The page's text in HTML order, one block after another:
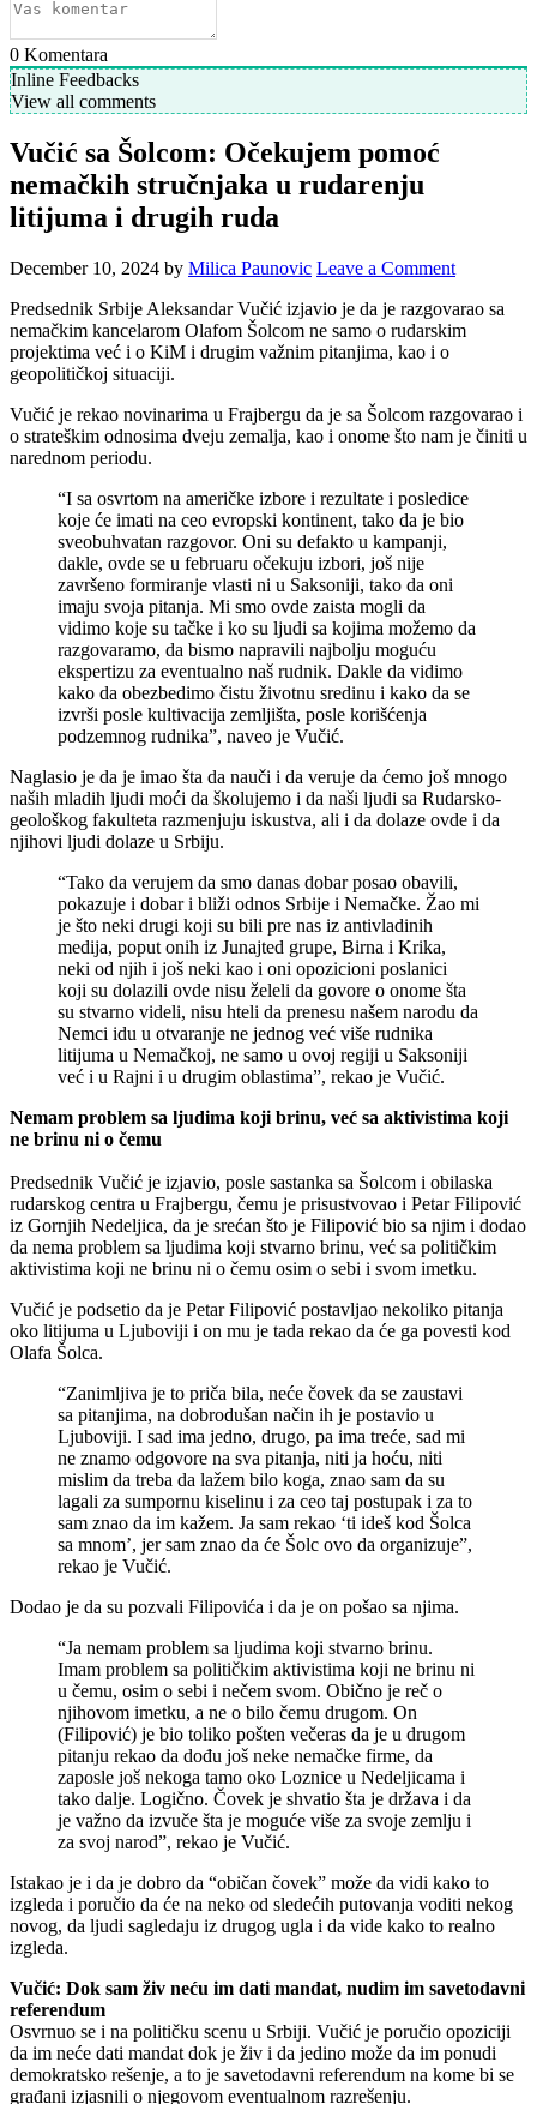
0 Komentara
Inline Feedbacks
View all comments
Vučić sa Šolcom: Očekujem pomoć
nemačkih stručnjaka u rudarenju
litijuma i drugih ruda
December 10, 2024 by Milica Paunovic Leave a Comment
Predsednik Srbije Aleksandar Vučić izjavio je da je razgovarao sa
nemačkim kancelarom Olafom Šolcom ne samo o rudarskim
projektima već i o KiM i drugim važnim pitanjima, kao i o
geopolitičkoj situaciji.
Vučić je rekao novinarima u Frajbergu da je sa Šolcom razgovarao i
o strateškim odnosima dveju zemalja, kao i onome što nam je činiti u
narednom periodu.
“I sa osvrtom na američke izbore i rezultate i posledice
koje će imati na ceo evropski kontinent, tako da je bio
sveobuhvatan razgovor. Oni su defakto u kampanji,
dakle, ovde se u februaru očekuju izbori, još nije
završeno formiranje vlasti ni u Saksoniji, tako da oni
imaju svoja pitanja. Mi smo ovde zaista mogli da
vidimo koje su tačke i ko su ljudi sa kojima možemo da
razgovaramo, da bismo napravili najbolju moguću
ekspertizu za eventualno naš rudnik. Dakle da vidimo
kako da obezbedimo čistu životnu sredinu i kako da se
izvrši posle kultivacija zemljišta, posle korišćenja
podzemnog rudnika”, naveo je Vučić.
Naglasio je da je imao šta da nauči i da veruje da ćemo još mnogo
naših mladih ljudi moći da školujemo i da naši ljudi sa Rudarsko-
geološkog fakulteta razmenjuju iskustva, ali i da dolaze ovde i da
njihovi ljudi dolaze u Srbiju.
“Tako da verujem da smo danas dobar posao obavili,
pokazuje i dobar i bliži odnos Srbije i Nemačke. Žao mi
je što neki drugi koji su bili pre nas iz antivladinih
medija, poput onih iz Junajted grupe, Birna i Krika,
neki od njih i još neki kao i oni opozicioni poslanici
koji su dolazili ovde nisu želeli da govore o onome šta
su stvarno videli, nisu hteli da prenesu našem narodu da
Nemci idu u otvaranje ne jednog već više rudnika
litijuma u Nemačkoj, ne samo u ovoj regiji u Saksoniji
već i u Rajni i u drugim oblastima”, rekao je Vučić.
Nemam problem sa ljudima koji brinu, već sa aktivistima koji
ne brinu ni o čemu
Predsednik Vučić je izjavio, posle sastanka sa Šolcom i obilaska
rudarskog centra u Frajbergu, čemu je prisustvovao i Petar Filipović
iz Gornjih Nedeljica, da je srećan što je Filipović bio sa njim i dodao
da nema problem sa ljudima koji stvarno brinu, već sa političkim
aktivistima koji ne brinu ni o čemu osim o sebi i svom imetku.
Vučić je podsetio da je Petar Filipović postavljao nekoliko pitanja
oko litijuma u Ljuboviji i on mu je tada rekao da će ga povesti kod
Olafa Šolca.
“Zanimljiva je to priča bila, neće čovek da se zaustavi
sa pitanjima, na dobrodušan način ih je postavio u
Ljuboviji. I sad ima jedno, drugo, pa ima treće, sad mi
ne znamo odgovore na sva pitanja, niti ja hoću, niti
mislim da treba da lažem bilo koga, znao sam da su
lagali za sumpornu kiselinu i za ceo taj postupak i za to
sam znao da im kažem. Ja sam rekao ‘ti ideš kod Šolca
sa mnom’, jer sam znao da će Šolc ovo da organizuje”,
rekao je Vučić.
Dodao je da su pozvali Filipovića i da je on pošao sa njima.
“Ja nemam problem sa ljudima koji stvarno brinu.
Imam problem sa političkim aktivistima koji ne brinu ni
u čemu, osim o sebi i nečem svom. Obično je reč o
njihovom imetku, a ne o bilo čemu drugom. On
(Filipović) je bio toliko pošten večeras da je u drugom
pitanju rekao da dođu još neke nemačke firme, da
zaposle još nekoga tamo oko Loznice u Nedeljicama i
tako dalje. Logično. Čovek je shvatio šta je država i da
je važno da izvuče šta je moguće više za svoje zemlju i
za svoj narod”, rekao je Vučić.
Istakao je i da je dobro da “običan čovek” može da vidi kako to
izgleda i poručio da će na neko od sledećih putovanja voditi nekog
novog, da ljudi sagledaju iz drugog ugla i da vide kako to realno
izgleda.
Vučić: Dok sam živ neću im dati mandat, nudim im savetodavni
referendum
Osvrnuo se i na političku scenu u Srbiji. Vučić je poručio opoziciji
da im neće dati mandat dok je živ i da jedino može da im ponudi
demokratsko rešenje, a to je savetodavni referendum na kome bi se
građani izjasnili o njegovom eventualnom razrešenju.